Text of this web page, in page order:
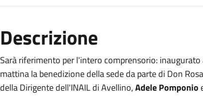
Descrizione
Sarà riferimento per l'intero comprensorio:
mattina la benedizione della sede da parte di Don
della Dirigente dell'INAIL di Avellino,Adele Pomponio